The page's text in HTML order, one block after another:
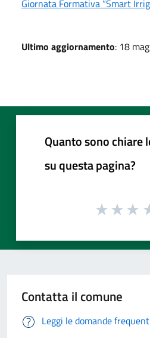
Giornata Formativa “Smart
Ultimo aggiornamento: 18
Quanto sono chiare
su questa pagina?
Contatta il comune
Leggi le domande